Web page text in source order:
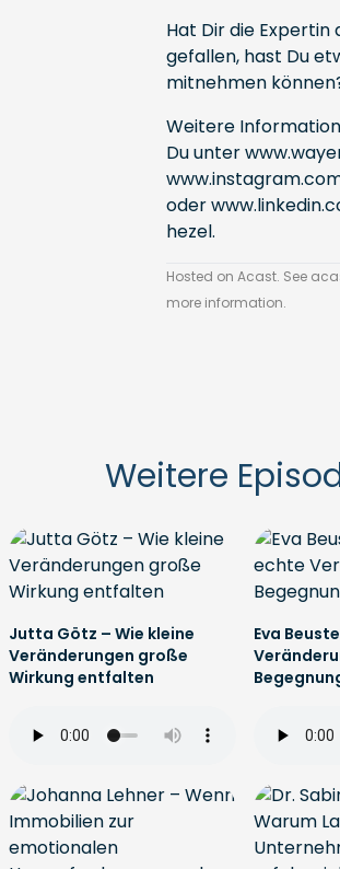
Hat Dir die Expertin
gefallen, hast Du
mitnehmen
Weitere
Du unter
oder
hezel.
Hosted on Acast. See
more information.
Weitere
Jutta Götz – Wie kleine
Veränderungen große
Wirkung entfalten
Eva